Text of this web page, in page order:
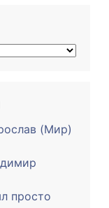
(Мир)
просто